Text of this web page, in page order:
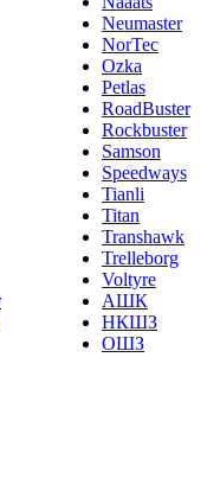
Neumaster
NorTec
Ozka
Petlas
RoadBuster
Rockbuster
Samson
Speedways
Tianli
Titan
Transhawk
Trelleborg
Voltyre
АШК
НКШЗ
ОШЗ